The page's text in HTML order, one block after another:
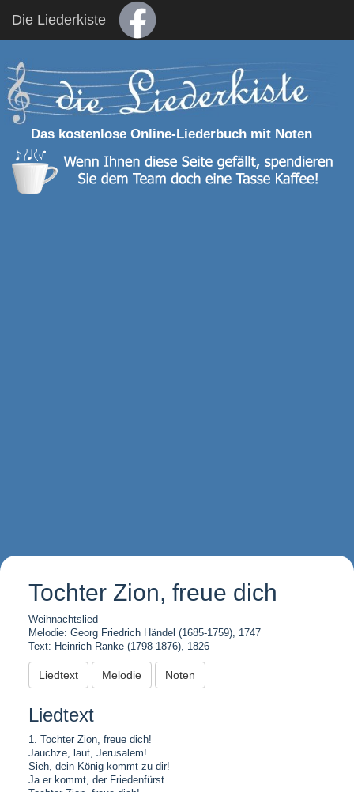
Die Liederkiste
Das kostenlose Online-Liederbuch mit Noten
Tochter Zion, freue dich
Weihnachtslied
Melodie: Georg Friedrich Händel (1685-1759), 1747
Text: Heinrich Ranke (1798-1876), 1826
Liedtext Melodie Noten
Liedtext
1. Tochter Zion, freue dich!
Jauchze, laut, Jerusalem!
Sieh, dein König kommt zu dir!
Ja er kommt, der Friedenfürst.